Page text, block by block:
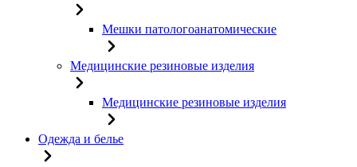
Мешки патологоанатомические
Медицинские резиновые изделия
Медицинские резиновые изделия
Одежда и белье